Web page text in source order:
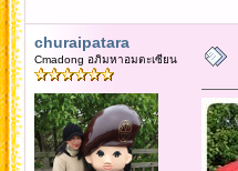
churaipatara
Cmadong อภิมหาอมตะเซียน